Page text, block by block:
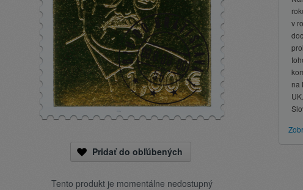
Pridať do obľúbených
Tento produkt je momentálne nedostupný
v
na